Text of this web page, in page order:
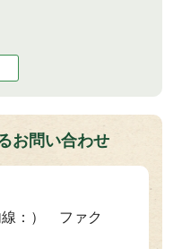
お問い合わせ
線：） ファク